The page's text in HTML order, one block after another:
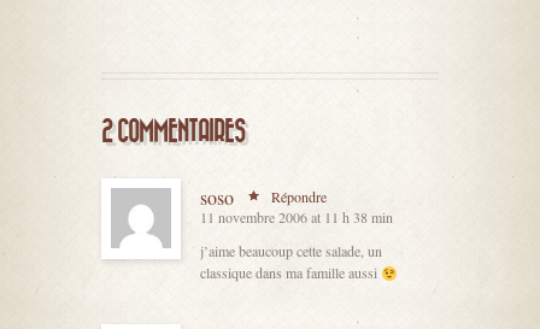
2 COMMENTAIRES
soso
Répondre
11 novembre 2006 at 11 h 38 min
j’aime beaucoup cette salade, un
classique dans ma famille aussi